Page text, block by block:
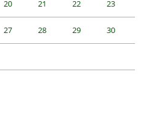
20 21 22 23
27 28 29 30